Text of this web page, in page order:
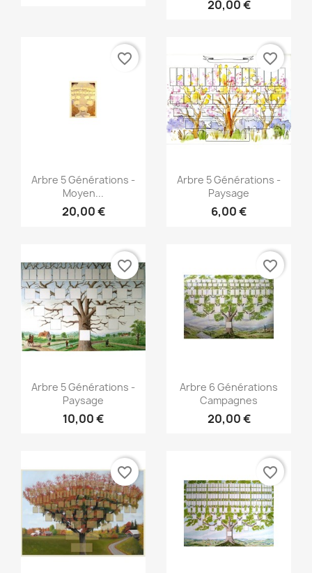
20,00 €
Aperçu rapide
Arbre 5 Générations -
Moyen...
20,00 €
favorite_border
Aperçu rapide
Arbre 5 Générations -
Paysage
6,00 €
favorite_border
Aperçu rapide
Arbre 5 Générations -
Paysage
10,00 €
favorite_border
Aperçu rapide
Arbre 6 Générations
Campagnes
20,00 €
favorite_border
favorite_border favorite_border